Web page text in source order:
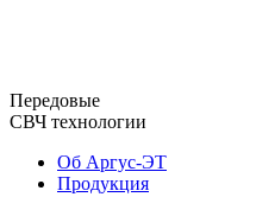
Передовые
СВЧ технологии
Об Аргус-ЭТ
Продукция